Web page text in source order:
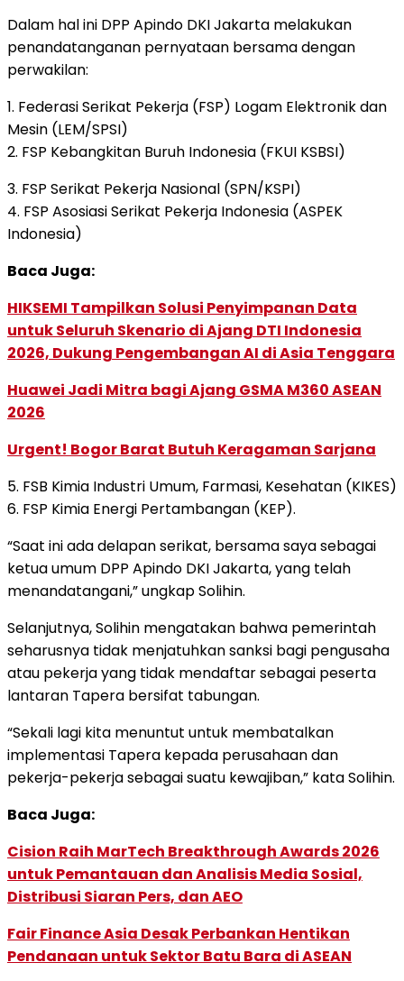
Dalam hal ini DPP Apindo DKI Jakarta melakukan
penandatanganan pernyataan bersama dengan
perwakilan:
1. Federasi Serikat Pekerja (FSP) Logam Elektronik dan
Mesin (LEM/SPSI)
2. FSP Kebangkitan Buruh Indonesia (FKUI KSBSI)
3. FSP Serikat Pekerja Nasional (SPN/KSPI)
4. FSP Asosiasi Serikat Pekerja Indonesia (ASPEK
Indonesia)
Baca Juga:
HIKSEMI Tampilkan Solusi Penyimpanan Data
untuk Seluruh Skenario di Ajang DTI Indonesia
2026, Dukung Pengembangan AI di Asia Tenggara
Huawei Jadi Mitra bagi Ajang GSMA M360 ASEAN
2026
Urgent! Bogor Barat Butuh Keragaman Sarjana
5. FSB Kimia Industri Umum, Farmasi, Kesehatan (KIKES)
6. FSP Kimia Energi Pertambangan (KEP).
“Saat ini ada delapan serikat, bersama saya sebagai
ketua umum DPP Apindo DKI Jakarta, yang telah
menandatangani,” ungkap Solihin.
Selanjutnya, Solihin mengatakan bahwa pemerintah
seharusnya tidak menjatuhkan sanksi bagi pengusaha
atau pekerja yang tidak mendaftar sebagai peserta
lantaran Tapera bersifat tabungan.
“Sekali lagi kita menuntut untuk membatalkan
implementasi Tapera kepada perusahaan dan
pekerja-pekerja sebagai suatu kewajiban,” kata Solihin.
Baca Juga:
Cision Raih MarTech Breakthrough Awards 2026
untuk Pemantauan dan Analisis Media Sosial,
Distribusi Siaran Pers, dan AEO
Fair Finance Asia Desak Perbankan Hentikan
Pendanaan untuk Sektor Batu Bara di ASEAN